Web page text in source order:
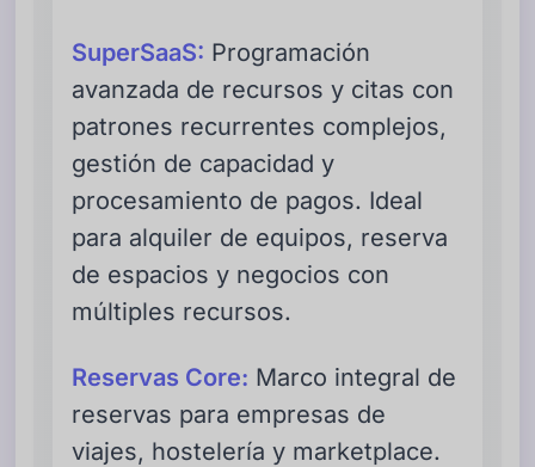
SuperSaaS: Programación
avanzada de recursos y citas con
patrones recurrentes complejos,
gestión de capacidad y
procesamiento de pagos. Ideal
para alquiler de equipos, reserva
de espacios y negocios con
múltiples recursos.
Reservas Core: Marco integral de
reservas para empresas de
viajes, hostelería y marketplace.